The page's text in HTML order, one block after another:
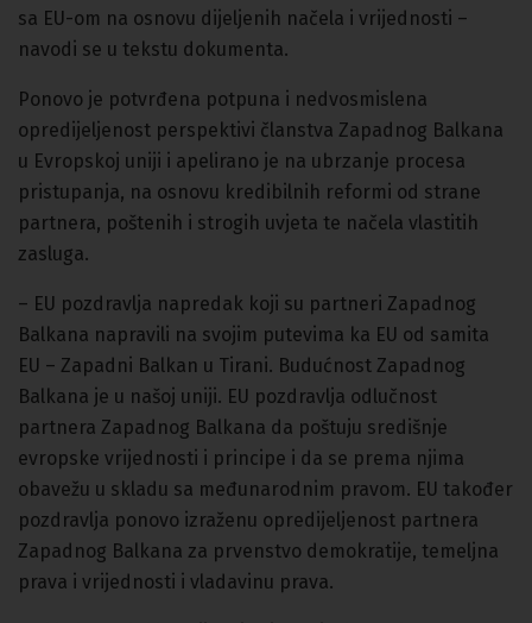
sa EU-om na osnovu dijeljenih načela i vrijednosti –
navodi se u tekstu dokumenta.
Ponovo je potvrđena potpuna i nedvosmislena
opredijeljenost perspektivi članstva Zapadnog Balkana
u Evropskoj uniji i apelirano je na ubrzanje procesa
pristupanja, na osnovu kredibilnih reformi od strane
partnera, poštenih i strogih uvjeta te načela vlastitih
zasluga.
– EU pozdravlja napredak koji su partneri Zapadnog
Balkana napravili na svojim putevima ka EU od samita
EU – Zapadni Balkan u Tirani. Budućnost Zapadnog
Balkana je u našoj uniji. EU pozdravlja odlučnost
partnera Zapadnog Balkana da poštuju središnje
evropske vrijednosti i principe i da se prema njima
obavežu u skladu sa međunarodnim pravom. EU također
pozdravlja ponovo izraženu opredijeljenost partnera
Zapadnog Balkana za prvenstvo demokratije, temeljna
prava i vrijednosti i vladavinu prava.